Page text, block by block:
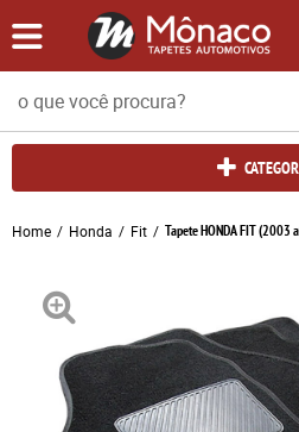
Home Honda Fit Tapete HONDA FIT (2003